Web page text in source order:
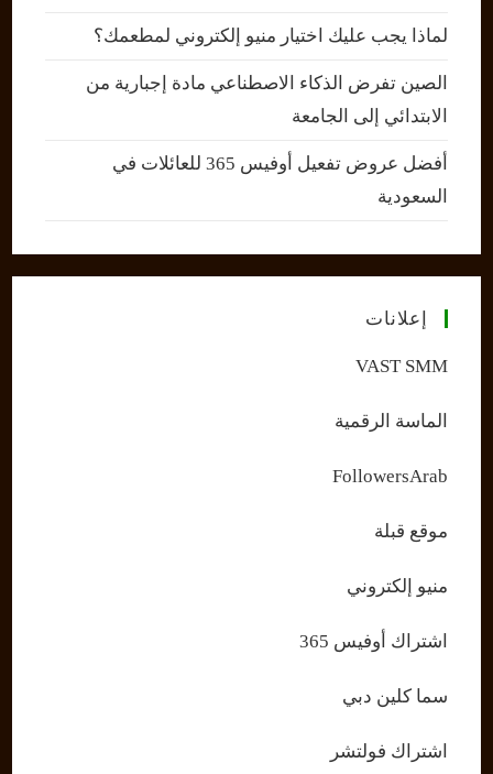
لماذا يجب عليك اختيار منيو إلكتروني لمطعمك؟
الصين تفرض الذكاء الاصطناعي مادة إجبارية من
الابتدائي إلى الجامعة
أفضل عروض تفعيل أوفيس 365 للعائلات في
السعودية
إعلانات
VAST SMM
الماسة الرقمية
FollowersArab
موقع قبلة
منيو إلكتروني
اشتراك أوفيس 365
سما كلين دبي
اشتراك فولتشر